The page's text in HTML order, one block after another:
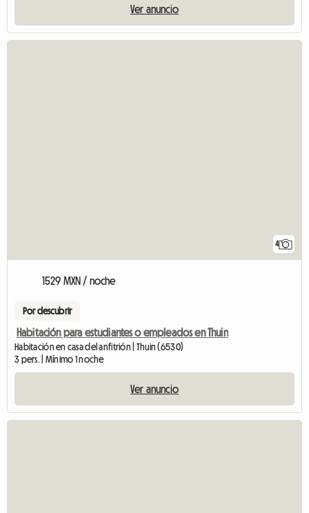
Ver anuncio
4
1529 MXN / noche
Por descubrir
Habitación para estudiantes o empleados en Thuin
Habitación en casa del anfitrión | Thuin (6530)
3 pers. | Mínimo 1 noche
Ver anuncio